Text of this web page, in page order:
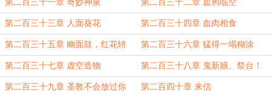
第二百三十一章 奇妙神泉 第二百三十二章 血鸦临空
第二百三十三章 人面葵花 第二百三十四章 血肉相食
第二百三十五章 幽面鼓，红花轿 第二百三十六章 猛得一塌糊涂
第二百三十七章 虚空造物 第二百三十八章 鬼新娘、祭台！
第二百三十九章 圣教不会放过你 第二百四十章 来信